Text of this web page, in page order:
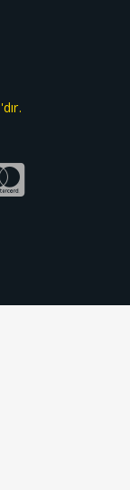
'dır.